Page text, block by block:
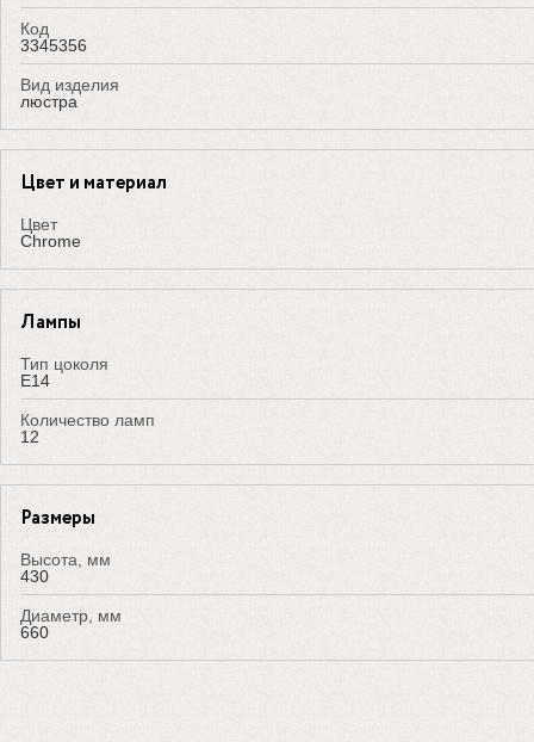
Код
3345356
Вид изделия
люстра
Цвет и материал
Цвет
Chrome
Лампы
Тип цоколя
E14
Количество ламп
12
Размеры
Высота, мм
430
Диаметр, мм
660